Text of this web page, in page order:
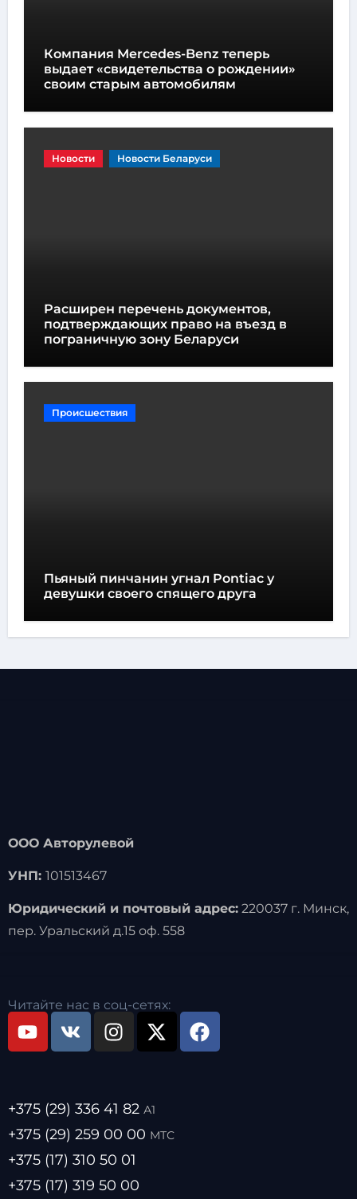
Компания Mercedes-Benz теперь
выдает «свидетельства о рождении»
своим старым автомобилям
Новости Новости Беларуси
Расширен перечень документов,
подтверждающих право на въезд в
пограничную зону Беларуси
Происшествия
Пьяный пинчанин угнал Pontiac у
девушки своего спящего друга
ООО Авторулевой
УНП: 101513467
Юридический и почтовый адрес:220037 г. Минск,
пер. Уральский д.15 оф. 558
Читайте нас в соц-сетях:
+375 (29) 336 41 82 А1
+375 (29) 259 00 00 МТС
+375 (17) 310 50 01
+375 (17) 319 50 00